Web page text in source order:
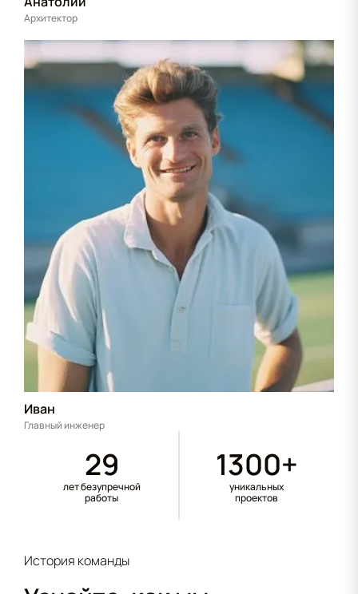
Архитектор
Иван
Главный инженер
29
лет безупречной
работы
1300+
уникальных
проектов
История команды